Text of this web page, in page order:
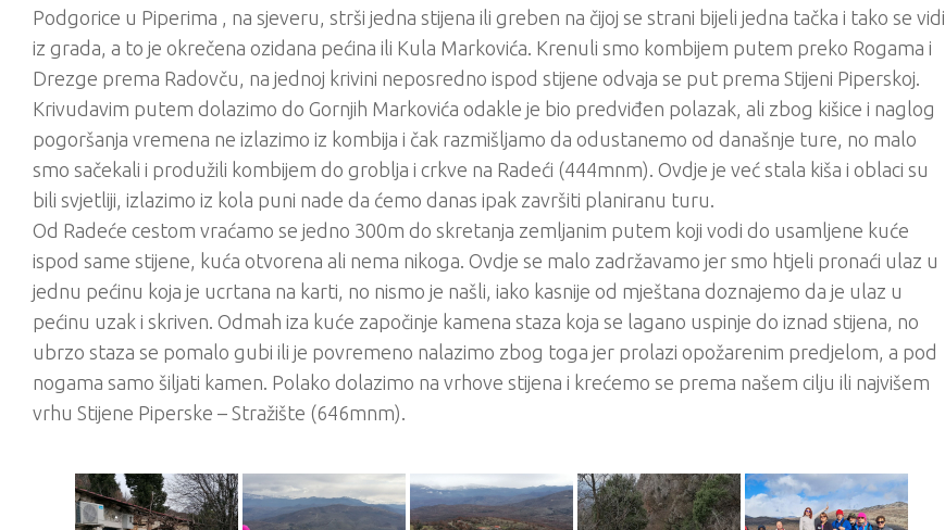
Podgorice u Piperima , na sjeveru, strši jedna stijena ili greben na čijoj se strani bijeli jedna tačka i tako se vidi
iz grada, a to je okrečena ozidana pećina ili Kula Markovića. Krenuli smo kombijem putem preko Rogama i
Drezge prema Radovču, na jednoj krivini neposredno ispod stijene odvaja se put prema Stijeni Piperskoj.
Krivudavim putem dolazimo do Gornjih Markovića odakle je bio predviđen polazak, ali zbog kišice i naglog
pogoršanja vremena ne izlazimo iz kombija i čak razmišljamo da odustanemo od današnje ture, no malo
smo sačekali i produžili kombijem do groblja i crkve na Radeći (444mnm). Ovdje je već stala kiša i oblaci su
bili svjetliji, izlazimo iz kola puni nade da ćemo danas ipak završiti planiranu turu.
Od Radeće cestom vraćamo se jedno 300m do skretanja zemljanim putem koji vodi do usamljene kuće
ispod same stijene, kuća otvorena ali nema nikoga. Ovdje se malo zadržavamo jer smo htjeli pronaći ulaz u
jednu pećinu koja je ucrtana na karti, no nismo je našli, iako kasnije od mještana doznajemo da je ulaz u
pećinu uzak i skriven. Odmah iza kuće započinje kamena staza koja se lagano uspinje do iznad stijena, no
ubrzo staza se pomalo gubi ili je povremeno nalazimo zbog toga jer prolazi opožarenim predjelom, a pod
nogama samo šiljati kamen. Polako dolazimo na vrhove stijena i krećemo se prema našem cilju ili najvišem
vrhu Stijene Piperske – Stražište (646mnm).